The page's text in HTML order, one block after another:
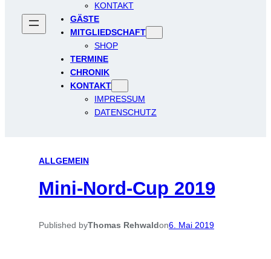
KONTAKT
GÄSTE
MITGLIEDSCHAFT
SHOP
TERMINE
CHRONIK
KONTAKT
IMPRESSUM
DATENSCHUTZ
ALLGEMEIN
Mini-Nord-Cup 2019
Published byThomas Rehwaldon6. Mai 2019